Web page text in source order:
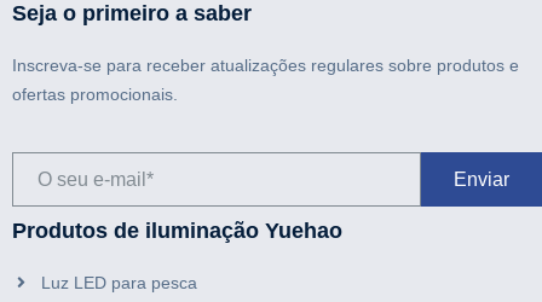
Seja o primeiro a saber
Inscreva-se para receber atualizações regulares sobre produtos e
ofertas promocionais.
Produtos de iluminação Yuehao
Luz LED para pesca